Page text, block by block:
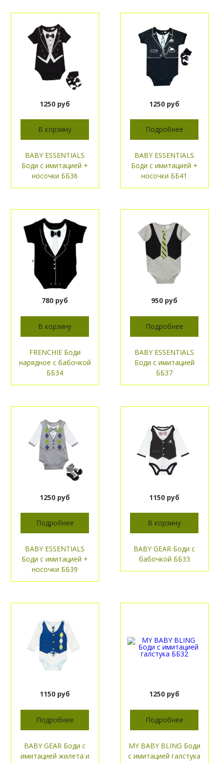
1250 руб
В корзину
BABY ESSENTIALS
Боди с имитацией +
носочки ББ36
1250 руб
Подробнее
BABY ESSENTIALS
Боди с имитацией +
носочки ББ41
780 руб
В корзину
FRENCHIE Боди
нарядное с бабочкой
ББ34
950 руб
Подробнее
BABY ESSENTIALS
Боди с имитацией
ББ37
1250 руб
Подробнее
BABY ESSENTIALS
Боди с имитацией +
носочки ББ39
1150 руб
В корзину
BABY GEAR Боди с
бабочкой ББ33
1150 руб
Подробнее
BABY GEAR Боди с
имитацией жилета и
1250 руб
Подробнее
MY BABY BLING Боди
с имитацией галстука